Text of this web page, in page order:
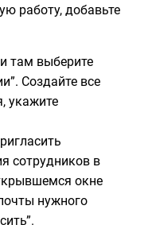
работу, добавьте
там выберите
Создайте все
укажите
сотрудников в
окне
нужного